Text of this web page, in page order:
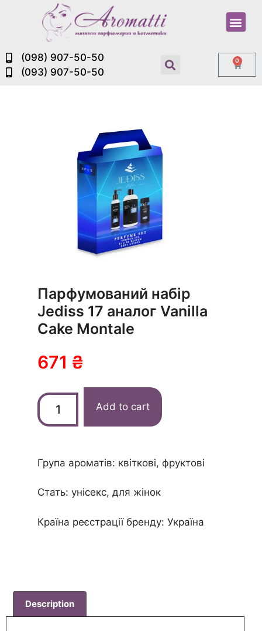
(098) 907-50-50
(093) 907-50-50
0
Парфумований набір
Jediss 17 аналог Vanilla
Cake Montale
671 ₴
Add to cart
Група ароматів: квіткові, фруктові
Стать: унісекс, для жінок
Країна реєстрації бренду: Україна
Description